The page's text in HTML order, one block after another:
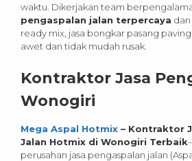
waktu. Dikerjakan team
pengaspalan jalan terpercaya
ready mix, jasa bongkar pasang
awet dan tidak mudah rusak.
Kontraktor Jasa
Wonogiri
Mega Aspal Hotmix – Kontraktor
Jalan Hotmix di Wonogiri Terbaik
perusahan jasa pengaspalan jalan